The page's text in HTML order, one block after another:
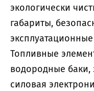
экологически
габариты,
Топливные
водородные баки,
силовая